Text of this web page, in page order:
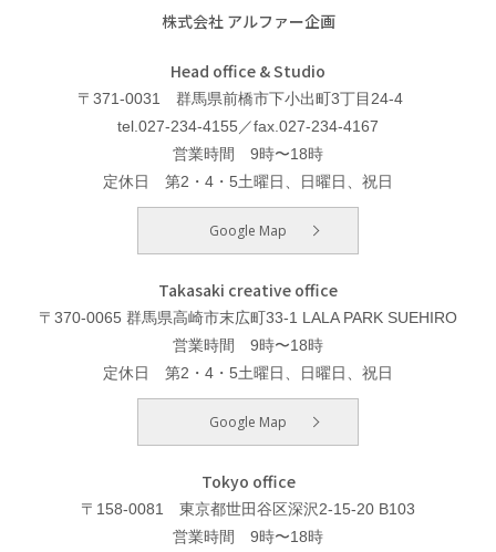
株式会社 アルファー企画
Head office & Studio
〒371-0031 群馬県前橋市下小出町3丁目24-4
tel.027-234-4155／fax.027-234-4167
営業時間 9時〜18時
定休日 第2・4・5土曜日、日曜日、祝日
Google Map
Takasaki creative office
〒370-0065 群馬県高崎市末広町33-1 LALA PARK SUEHIRO
営業時間 9時〜18時
定休日 第2・4・5土曜日、日曜日、祝日
Google Map
Tokyo office
〒158-0081 東京都世田谷区深沢2-15-20 B103
営業時間 9時〜18時